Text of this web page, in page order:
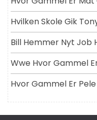
Hvilken Skole Gik
Bill Hemmer Nyt Job
Wwe Hvor Gammel
Hvor Gammel Er